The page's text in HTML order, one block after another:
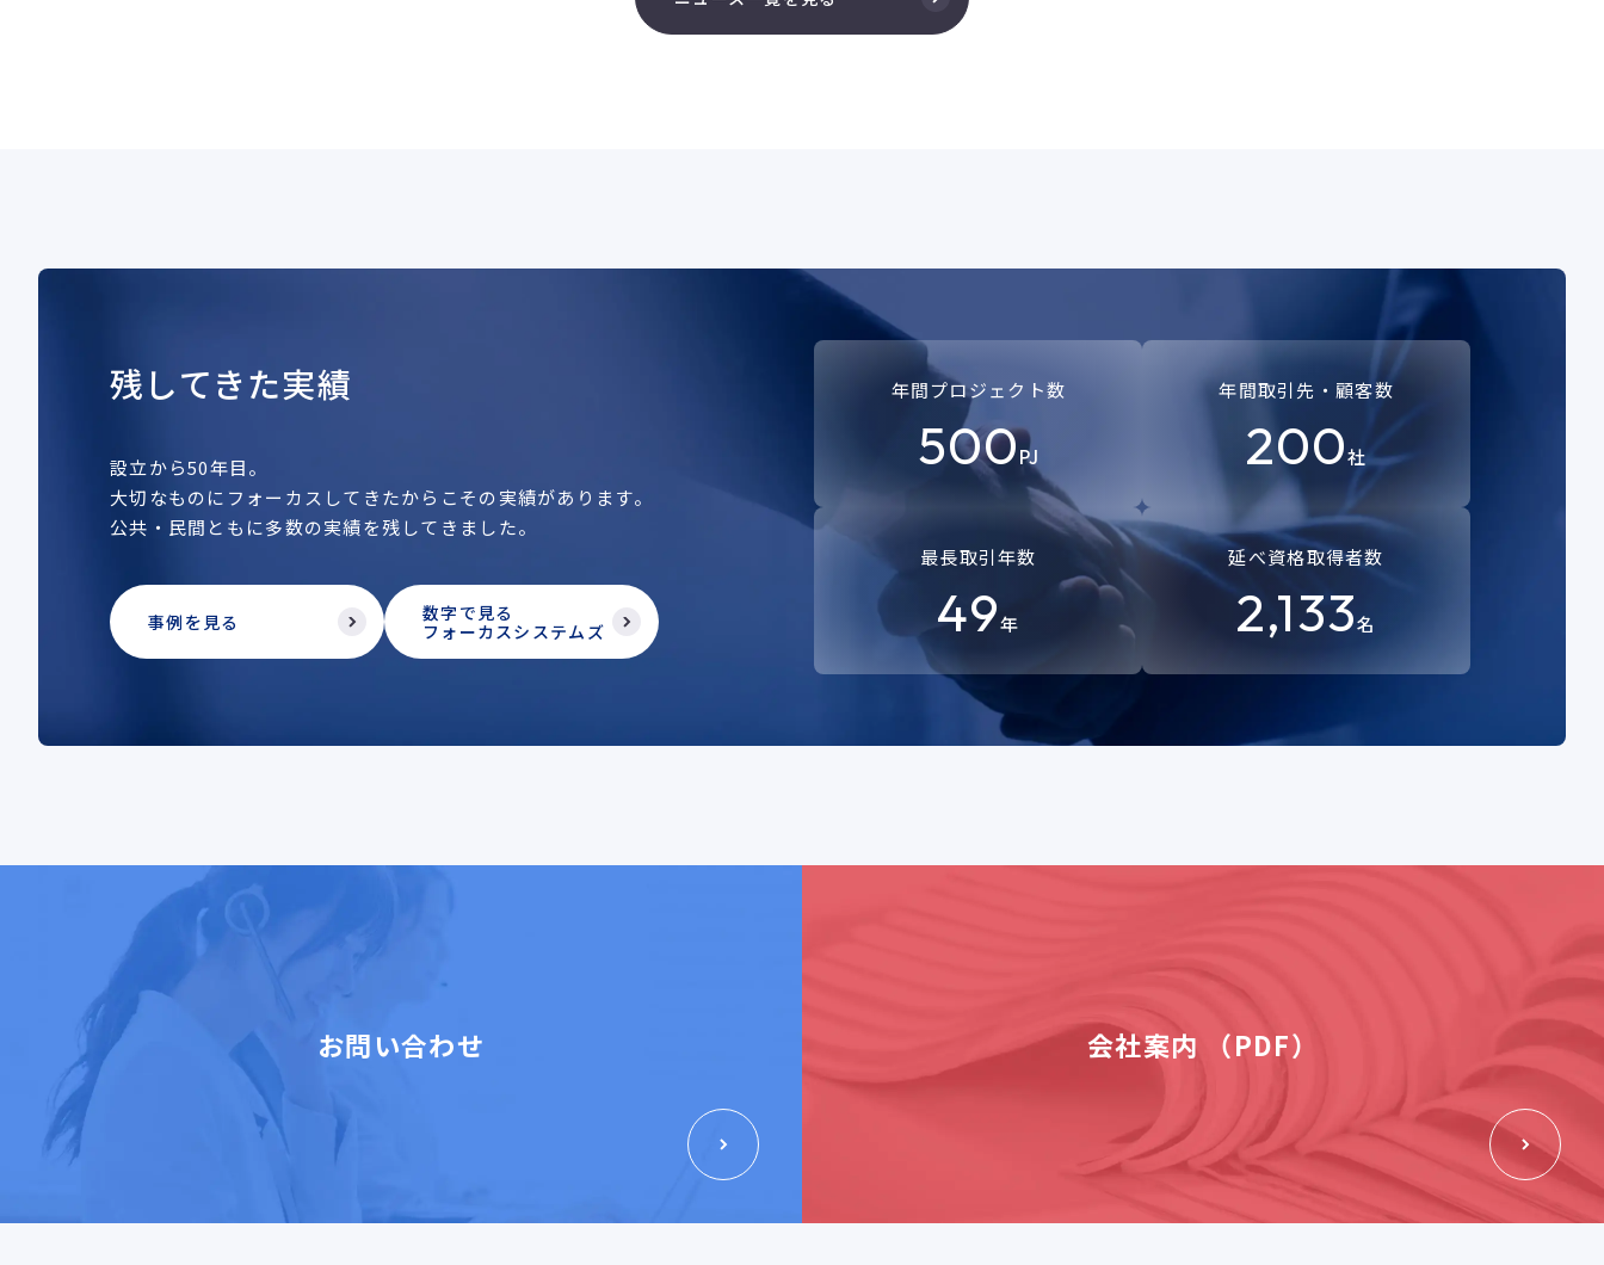
残してきた実績
設立から50年目。
大切なものにフォーカスしてきたからこその実績があります。
公共・民間ともに多数の実績を残してきました。
事例を見る
数字で見る
フォーカスシステムズ
年間プロジェクト数
500PJ
年間取引先・顧客数
200社
最長取引年数
49年
延べ資格取得者数
2,133名
お問い合わせ 会社案内 （PDF）